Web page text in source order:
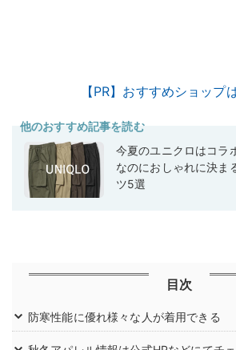
【PR】おすすめショップ
他のおすすめ記事を読む
今夏のユニクロはコラ
なのにおしゃれに決ま
ツ5選
目次
防寒性能に優れ様々な人が着用できる